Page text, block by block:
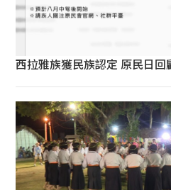
西拉雅族獲民族認定 原民日回